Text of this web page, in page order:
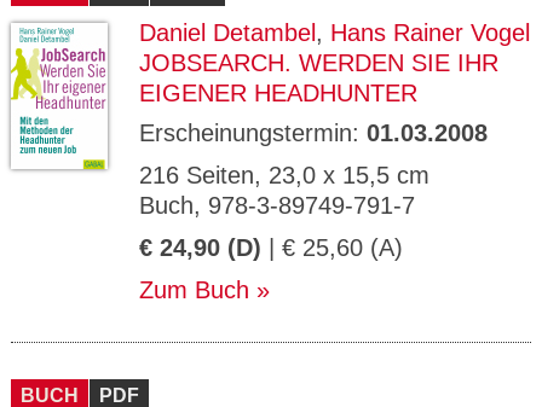
Daniel Detambel , Hans Rainer Vogel
JOBSEARCH. WERDEN SIE IHR
EIGENER HEADHUNTER
Erscheinungstermin: 01.03.2008
216 Seiten, 23,0 x 15,5 cm
Buch, 978-3-89749-791-7
€ 24,90 (D) | € 25,60 (A)
Zum Buch
BUCH PDF